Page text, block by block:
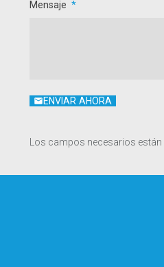
Mensaje
ENVIAR AHORA
Los campos necesarios